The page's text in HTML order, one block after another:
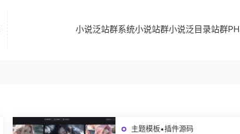
小说泛站群系统小说站群小说泛目录站群
主题模板▪插件源码